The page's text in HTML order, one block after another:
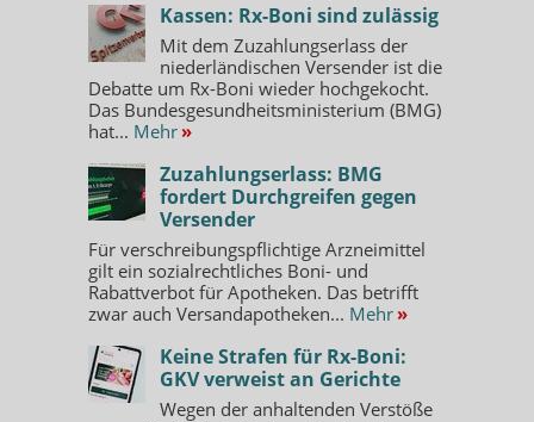
Kassen: Rx-Boni sind zulässig
Mit dem Zuzahlungserlass der
niederländischen Versender ist die
Debatte um Rx-Boni wieder hochgekocht.
Das Bundesgesundheitsministerium (BMG)
hat... Mehr »
Zuzahlungserlass: BMG
fordert Durchgreifen gegen
Versender
Für verschreibungspflichtige Arzneimittel
gilt ein sozialrechtliches Boni- und
Rabattverbot für Apotheken. Das betrifft
zwar auch Versandapotheken... Mehr »
Keine Strafen für Rx-Boni:
GKV verweist an Gerichte
Wegen der anhaltenden Verstöße